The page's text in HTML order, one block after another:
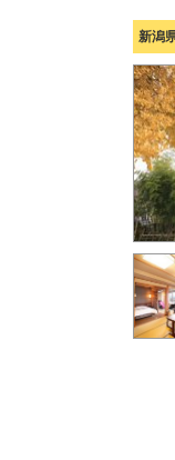
新潟